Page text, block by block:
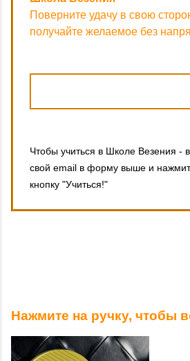
Поверните удачу в свою
получайте желаемое без
Чтобы учиться в Школе Везения -
свой email в форму выше и
кнопку "Учиться!"
Нажмите на ручку, чтобы